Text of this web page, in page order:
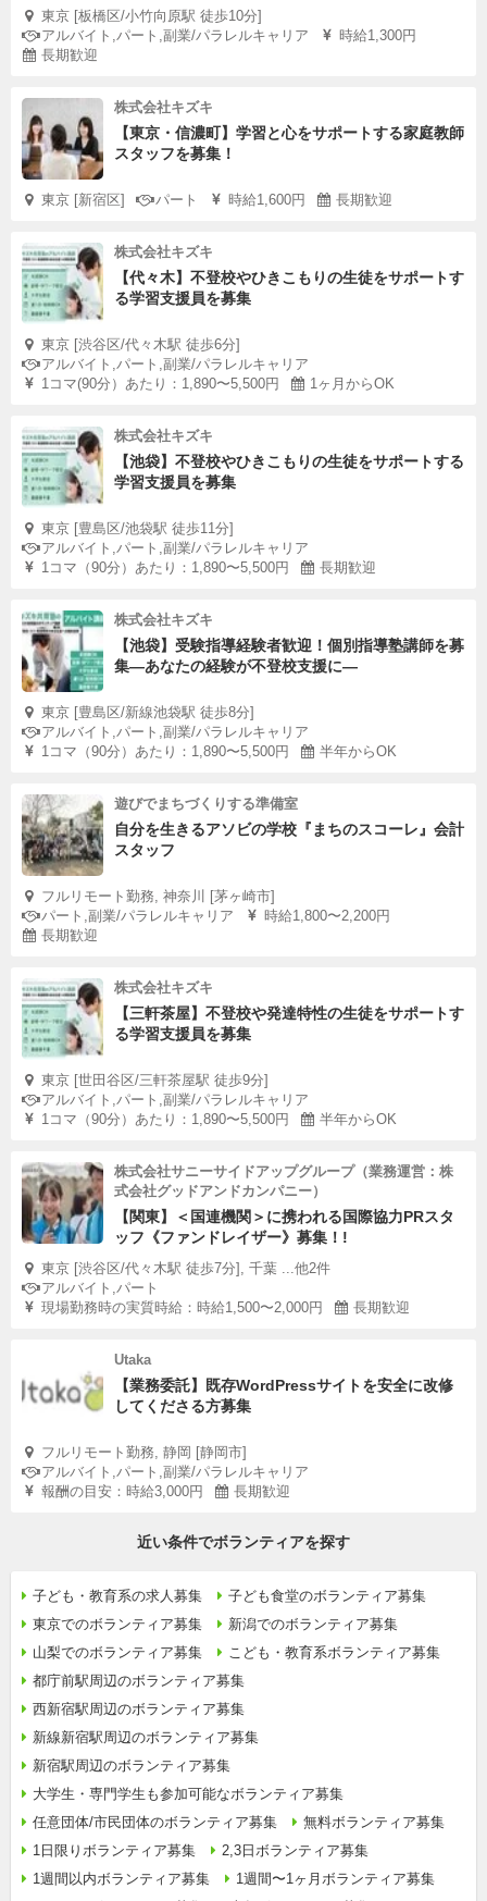
東京 [板橋区/小竹向原駅 徒歩10分]
アルバイト,パート,副業/パラレルキャリア
時給1,300円
長期歓迎
株式会社キズキ
【東京・信濃町】学習と心をサポートする家庭教師
スタッフを募集！
東京 [新宿区] パート 時給1,600円 長期歓迎
株式会社キズキ
【代々木】不登校やひきこもりの生徒をサポートす
る学習支援員を募集
東京 [渋谷区/代々木駅 徒歩6分]
アルバイト,パート,副業/パラレルキャリア
1コマ(90分）あたり：1,890〜5,500円
1ヶ月からOK
株式会社キズキ
【池袋】不登校やひきこもりの生徒をサポートする
学習支援員を募集
東京 [豊島区/池袋駅 徒歩11分]
アルバイト,パート,副業/パラレルキャリア
1コマ（90分）あたり：1,890〜5,500円
長期歓迎
株式会社キズキ
【池袋】受験指導経験者歓迎！個別指導塾講師を募
集—あなたの経験が不登校支援に―
東京 [豊島区/新線池袋駅 徒歩8分]
アルバイト,パート,副業/パラレルキャリア
1コマ（90分）あたり：1,890〜5,500円
半年からOK
遊びでまちづくりする準備室
自分を生きるアソビの学校『まちのスコーレ』会計
スタッフ
フルリモート勤務, 神奈川 [茅ヶ崎市]
パート,副業/パラレルキャリア
時給1,800〜2,200円
長期歓迎
株式会社キズキ
【三軒茶屋】不登校や発達特性の生徒をサポートす
る学習支援員を募集
東京 [世田谷区/三軒茶屋駅 徒歩9分]
アルバイト,パート,副業/パラレルキャリア
1コマ（90分）あたり：1,890〜5,500円
半年からOK
株式会社サニーサイドアップグループ（業務運営：株
式会社グッドアンドカンパニー）
【関東】＜国連機関＞に携われる国際協力PRスタ
ッフ《ファンドレイザー》募集！!
東京 [渋谷区/代々木駅 徒歩7分], 千葉 ...他2件
アルバイト,パート
現場勤務時の実質時給：時給1,500〜2,000円
長期歓迎
Utaka
【業務委託】既存WordPressサイトを安全に改修
してくださる方募集
フルリモート勤務, 静岡 [静岡市]
アルバイト,パート,副業/パラレルキャリア
報酬の目安：時給3,000円
長期歓迎
近い条件でボランティアを探す
子ども・教育系の求人募集
子ども食堂のボランティア募集
東京でのボランティア募集
新潟でのボランティア募集
山梨でのボランティア募集
こども・教育系ボランティア募集
都庁前駅周辺のボランティア募集
西新宿駅周辺のボランティア募集
新線新宿駅周辺のボランティア募集
新宿駅周辺のボランティア募集
大学生・専門学生も参加可能なボランティア募集
任意団体/市民団体のボランティア募集
無料ボランティア募集
1日限りボランティア募集
2,3日ボランティア募集
1週間以内ボランティア募集
1週間〜1ヶ月ボランティア募集